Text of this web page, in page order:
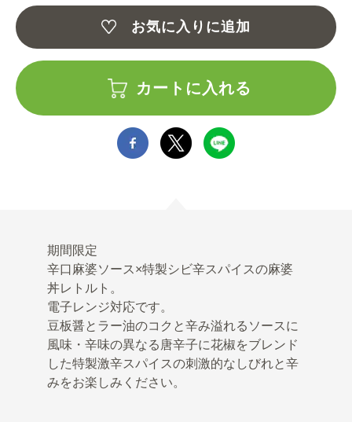
お気に入りに追加
カートに入れる
期間限定
辛口麻婆ソース×特製シビ辛スパイスの麻婆
丼レトルト。
電子レンジ対応です。
豆板醤とラー油のコクと辛み溢れるソースに
風味・辛味の異なる唐辛子に花椒をブレンド
した特製激辛スパイスの刺激的なしびれと辛
みをお楽しみください。